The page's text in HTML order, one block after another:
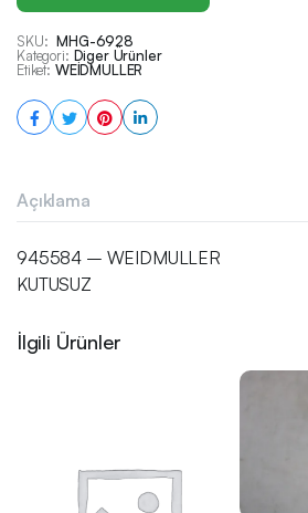
SKU: MHG-6928
Kategori: Diger Ürünler
Etiket: WEİDMULLER
Açıklama
945584 – WEIDMULLER
KUTUSUZ
İlgili Ürünler